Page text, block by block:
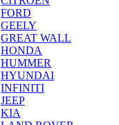
FORD
GEELY
GREAT WALL
HONDA
HUMMER
HYUNDAI
INFINITI
JEEP
KIA